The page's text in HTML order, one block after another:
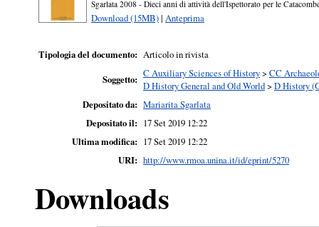
Sgarlata 2008 - Dieci anni di attività dell'Ispettorato per le
Download (15MB)| Anteprima
Tipologia del documento: Articolo in rivista
Soggetto: C Auxiliary Sciences of History> CC
D History General and Old World> D History
Depositato da: Mariarita Sgarlata
Depositato il: 17 Set 2019 12:22
Ultima modifica: 17 Set 2019 12:22
URI: http://www.rmoa.unina.it/id/eprint/5270
Downloads